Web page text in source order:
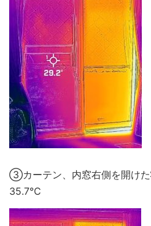
③カーテン、内窓右側を開けた
35.7℃